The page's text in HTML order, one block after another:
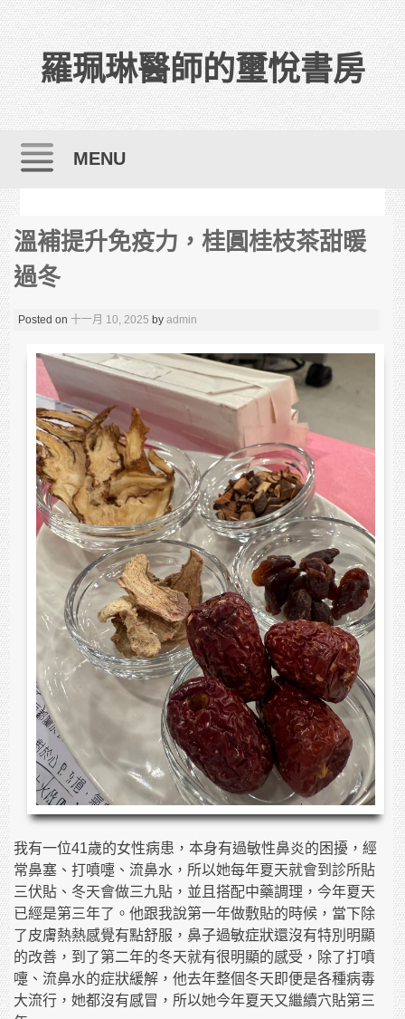
羅珮琳醫師的璽悅書房
MENU
溫補提升免疫力，桂圓桂枝茶甜暖
過冬
Posted on十一月 10, 2025 byadmin
我有一位41歲的女性病患，本身有過敏性鼻炎的困擾，經
常鼻塞、打噴嚏、流鼻水，所以她每年夏天就會到診所貼
三伏貼、冬天會做三九貼，並且搭配中藥調理，今年夏天
已經是第三年了。他跟我說第一年做敷貼的時候，當下除
了皮膚熱熱感覺有點舒服，鼻子過敏症狀還沒有特別明顯
的改善，到了第二年的冬天就有很明顯的感受，除了打噴
嚏、流鼻水的症狀緩解，他去年整個冬天即便是各種病毒
大流行，她都沒有感冒，所以她今年夏天又繼續穴貼第三